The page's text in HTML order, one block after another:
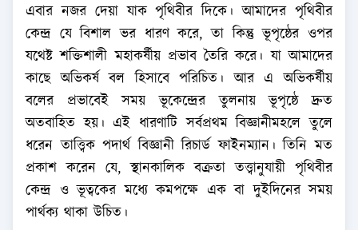
এবার নজর দেয়া যাক পৃথিবীর দিকে। আমাদের পৃথিবীর
কেন্দ্র যে বিশাল ভর ধারণ করে, তা কিন্তু ভূপৃষ্ঠের ওপর
যথেষ্ট শক্তিশালী মহাকর্ষীয় প্রভাব তৈরি করে। যা আমাদের
কাছে অভিকর্ষ বল হিসাবে পরিচিত। আর এ অভিকর্ষীয়
বলের প্রভাবেই সময় ভূকেন্দ্রের তুলনায় ভূপৃষ্ঠে দ্রুত
অতবাহিত হয়। এই ধারণাটি সর্বপ্রথম বিজ্ঞানীমহলে তুলে
ধরেন তাত্ত্বিক পদার্থ বিজ্ঞানী রিচার্ড ফাইনম্যান। তিনি মত
প্রকাশ করেন যে, স্থানকালিক বক্রতা তত্ত্বানুযায়ী পৃথিবীর
কেন্দ্র ও ভূত্বকের মধ্যে কমপক্ষে এক বা দুইদিনের সময়
পার্থক্য থাকা উচিত।